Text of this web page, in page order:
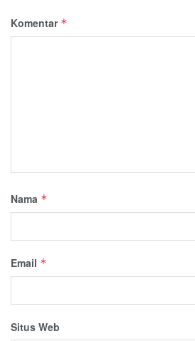
Komentar *
Nama *
Email *
Situs Web